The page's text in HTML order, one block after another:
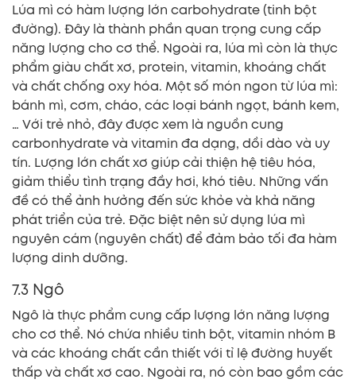
Lúa mì có hàm lượng lớn carbohydrate (tinh bột
đường). Đây là thành phần quan trọng cung cấp
năng lượng cho cơ thể. Ngoài ra, lúa mì còn là thực
phẩm giàu chất xơ, protein, vitamin, khoáng chất
và chất chống oxy hóa. Một số món ngon từ lúa mì:
bánh mì, cơm, cháo, các loại bánh ngọt, bánh kem,
… Với trẻ nhỏ, đây được xem là nguồn cung
carbonhydrate và vitamin đa dạng, dồi dào và uy
tín. Lượng lớn chất xơ giúp cải thiện hệ tiêu hóa,
giảm thiểu tình trạng đầy hơi, khó tiêu. Những vấn
đề có thể ảnh hưởng đến sức khỏe và khả năng
phát triển của trẻ. Đặc biệt nên sử dụng lúa mì
nguyên cám (nguyên chất) để đảm bảo tối đa hàm
lượng dinh dưỡng.
7.3 Ngô
Ngô là thực phẩm cung cấp lượng lớn năng lượng
cho cơ thể. Nó chứa nhiều tinh bột, vitamin nhóm B
và các khoáng chất cần thiết với tỉ lệ đường huyết
thấp và chất xơ cao. Ngoài ra, nó còn bao gồm các